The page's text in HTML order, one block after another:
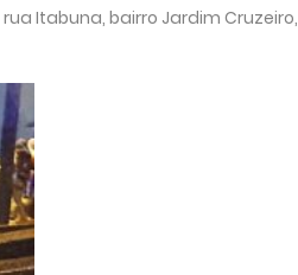
Itabuna, bairro Jardim Cruzeiro,